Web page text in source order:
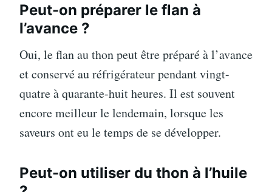
Peut-on préparer le flan à
l’avance ?
Oui, le flan au thon peut être préparé à l’avance
et conservé au réfrigérateur pendant vingt-
quatre à quarante-huit heures. Il est souvent
encore meilleur le lendemain, lorsque les
saveurs ont eu le temps de se développer.
Peut-on utiliser du thon à l’huile